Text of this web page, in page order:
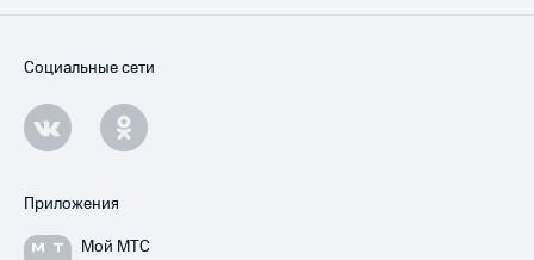
Социальные сети
Приложения
Мой МТС